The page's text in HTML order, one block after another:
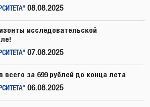
08.08.2025
исследовательской
07.08.2025
всего за 699 рублей до конца лета
06.08.2025